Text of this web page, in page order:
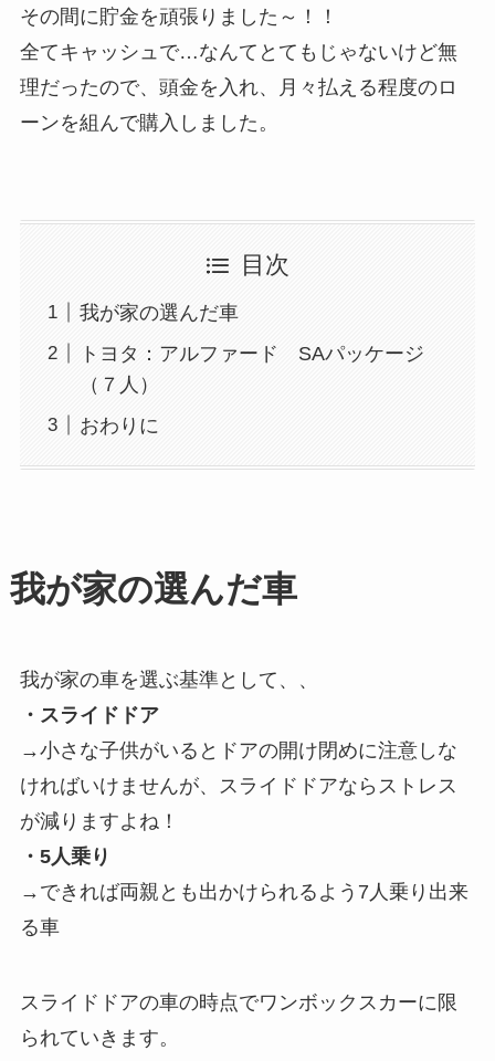
その間に貯金を頑張りました～！！
全てキャッシュで…なんてとてもじゃないけど無
理だったので、頭金を入れ、月々払える程度のロ
ーンを組んで購入しました。
目次
我が家の選んだ車
トヨタ：アルファード SAパッケージ
（７人）
おわりに
我が家の選んだ車
我が家の車を選ぶ基準として、、
・スライドドア
→小さな子供がいるとドアの開け閉めに注意しな
ければいけませんが、スライドドアならストレス
が減りますよね！
・5人乗り
→できれば両親とも出かけられるよう7人乗り出来
る車
スライドドアの車の時点でワンボックスカーに限
られていきます。